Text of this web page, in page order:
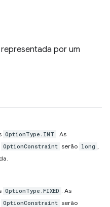
por um
OptionType.INT . As
OptionConstraint serão long ,
OptionType.FIXED . As
OptionConstraint serão